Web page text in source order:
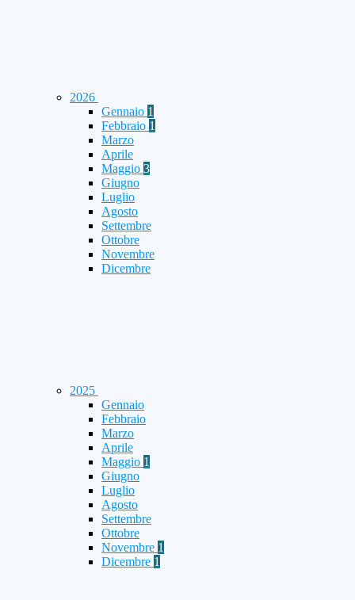
2026
Gennaio 1
Febbraio 1
Marzo
Aprile
Maggio 3
Giugno
Luglio
Agosto
Settembre
Ottobre
Novembre
Dicembre
2025
Gennaio
Febbraio
Marzo
Aprile
Maggio 1
Giugno
Luglio
Agosto
Settembre
Ottobre
Novembre 1
Dicembre 1